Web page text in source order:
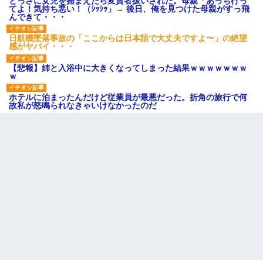
てよ！気持ち悪い！（ｼｯｼｯ」→ 後日、俺を見つけた母親がすっ飛
んできて・・・
日航機墜落事故の「ここからは日本語で大丈夫ですよ〜」の絶望
感がヤバイ・・・
【悲報】姉と入浴中に大きくなってしまった結果ｗｗｗｗｗｗｗ
ｗ
ホテルに泊まったんだけど従業員が最悪だった。折角の旅行で何
故私が怒鳴られなきゃいけなかったのだ